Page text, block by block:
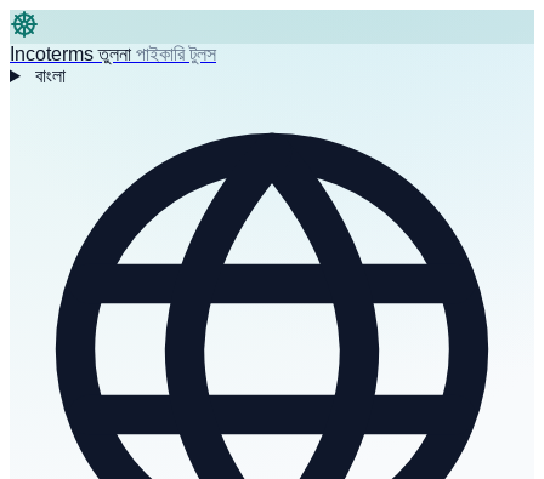
Incoterms তুলনা পাইকারি টুলস
বাংলা